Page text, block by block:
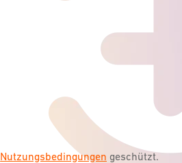
Nutzungsbedingungen geschützt.